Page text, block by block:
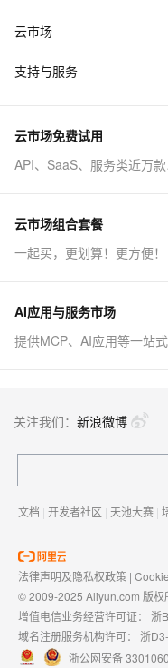
云市场
支持与服务
云市场免费试用
云市场组合套餐
一起买，更划算！更方便！
AI应用与服务市场
关注我们： 新浪微博
文档 | 开发者社区 | 天池大赛 |
法律声明及隐私权政策 |
© 2009-2025 Aliyun.com 版权
增值电信业务经营许可证： 浙
域名注册服务机构许可： 浙
浙公网安备